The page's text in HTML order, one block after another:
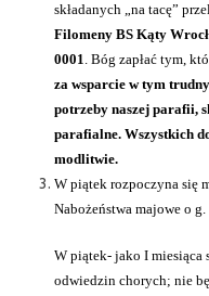
składanych „na tacę”
Filomeny BS Kąty
0001. Bóg zapłać tym,
za wsparcie w tym
potrzeby naszej parafii,
parafialne. Wszystkich
modlitwie.
W piątek rozpoczyna się
Nabożeństwa majowe o
W piątek- jako I miesiąca
odwiedzin chorych; nie